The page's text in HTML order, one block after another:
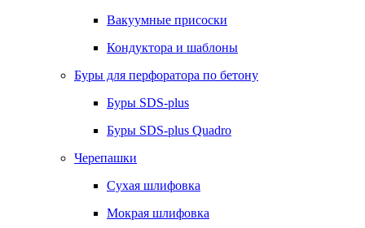
Вакуумные присоски
Кондуктора и шаблоны
Буры для перфоратора по бетону
Буры SDS-plus
Буры SDS-plus Quadro
Черепашки
Сухая шлифовка
Мокрая шлифовка